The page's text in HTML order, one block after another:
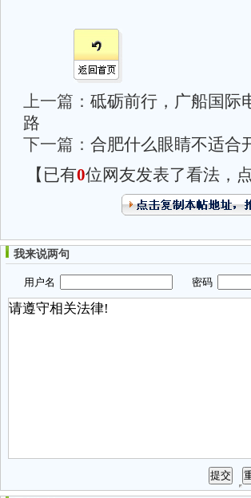
上一篇： 砥砺前行，广船国际
路
下一篇： 合肥什么眼睛不适合
【已有0位网友发表了看法，
我来说两句
用户名 密码